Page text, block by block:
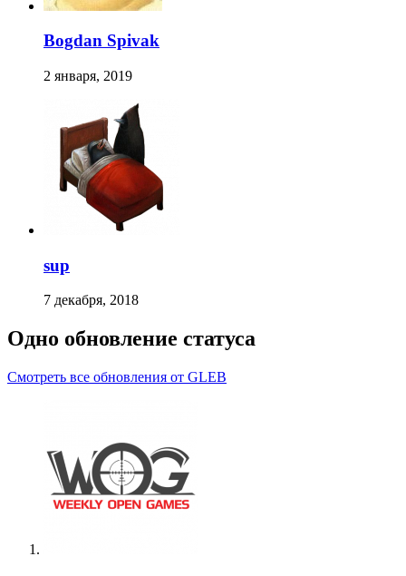
Bogdan Spivak
2 января, 2019
sup
7 декабря, 2018
Одно обновление статуса
Смотреть все обновления от GLEB